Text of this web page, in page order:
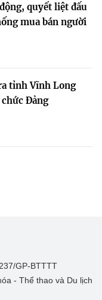
quyết liệt đấu
mua bán người
tỉnh Vĩnh Long
Đảng
GP-BTTTT
- Thể thao và Du lịch